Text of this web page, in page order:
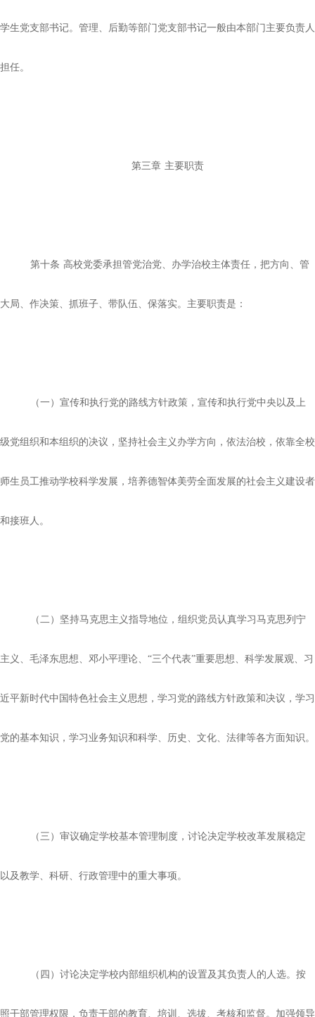
学生党支部书记。管理、后勤等部门党支部书记一般由本部门主要负责人
担任。
第三章 主要职责
第十条 高校党委承担管党治党、办学治校主体责任，把方向、管
大局、作决策、抓班子、带队伍、保落实。主要职责是：
（一）宣传和执行党的路线方针政策，宣传和执行党中央以及上
级党组织和本组织的决议，坚持社会主义办学方向，依法治校，依靠全校
师生员工推动学校科学发展，培养德智体美劳全面发展的社会主义建设者
和接班人。
（二）坚持马克思主义指导地位，组织党员认真学习马克思列宁
主义、毛泽东思想、邓小平理论、 “三个代表”重要思想、科学发展观、习
近平新时代中国特色社会主义思想，学习党的路线方针政策和决议，学习
党的基本知识，学习业务知识和科学、历史、文化、法律等各方面知识。
（三）审议确定学校基本管理制度，讨论决定学校改革发展稳定
以及教学、科研、行政管理中的重大事项。
（四）讨论决定学校内部组织机构的设置及其负责人的人选。按
照干部管理权限，负责干部的教育、培训、选拔、考核和监督。加强领导